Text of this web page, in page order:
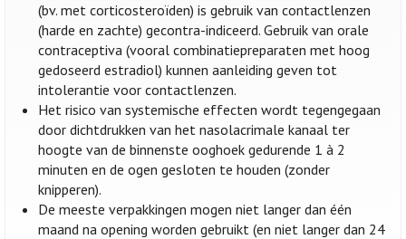
(bv. met corticosteroïden) is gebruik van contactlenzen
(harde en zachte) gecontra-indiceerd. Gebruik van orale
contraceptiva (vooral combinatiepreparaten met hoog
gedoseerd estradiol) kunnen aanleiding geven tot
intolerantie voor contactlenzen.
Het risico van systemische effecten wordt tegengegaan
door dichtdrukken van het nasolacrimale kanaal ter
hoogte van de binnenste ooghoek gedurende 1 à 2
minuten en de ogen gesloten te houden (zonder
knipperen).
De meeste verpakkingen mogen niet langer dan één
maand na opening worden gebruikt (en niet langer dan 24